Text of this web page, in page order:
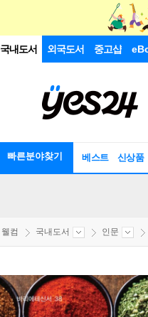
국내도서 외국도서 중고샵
빠른분야찾기 베스트 신상품
웰컴 국내도서 인문